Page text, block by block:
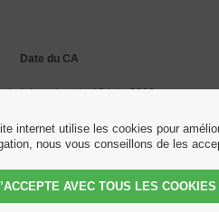
Date du CA
du 12 juin 2020
internet utilise les cookies pour
nous vous conseillons de les
AVEC TOUS LES